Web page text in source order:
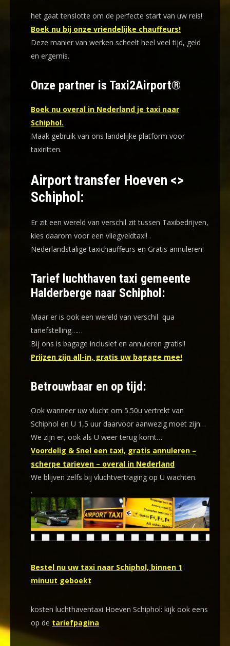
het gaat tenslotte om de perfecte start van uw reis!
Boek nu bij onze vriendelijke chauffeurs!
Deze manier van werken scheelt heel veel tijd, geld
en ergernis.
Onze partner is Taxi2Airport®
Boek nu overal in Nederland je taxi naar
Schiphol.
Maak gebruik van ons landelijke platform voor
taxiritten.
Airport transfer Hoeven <>
Schiphol:
Er zit een wereld van verschil zit tussen Taxibedrijven,
kies daarom voor een vliegveldtaxi! .
Nederlandstalige taxichauffeurs en Gratis annuleren!
Tarief luchthaven taxi gemeente
Halderberge naar Schiphol:
Maar er is ook een wereld van verschil qua
tariefstelling……
Bij ons is bagage inclusief en annuleren gratis!!
Prijzen zijn all-in, gratis uw bagage mee!
Betrouwbaar en op tijd:
Ook wanneer uw vlucht om 5.50u vertrekt van
Schiphol en U 1,5 uur daarvoor aanwezig moet zijn…
We zijn er, ook als U weer terug komt…
Voordelig & Snel een taxi, gratis annuleren –
scherpe tarieven – overal in Nederland
We blijven zelfs bij vluchtvertraging op U wachten.
.
Bestel nu uw taxi naar Schiphol, binnen 1
minuut geboekt
kosten luchthaventaxi Hoeven Schiphol: kijk ook eens
op de tariefpagina